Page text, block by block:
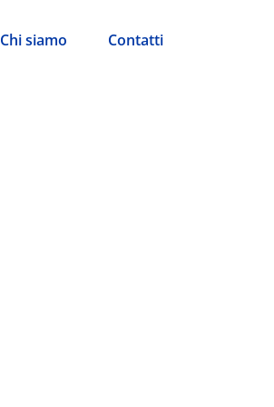
Chi siamo Contatti